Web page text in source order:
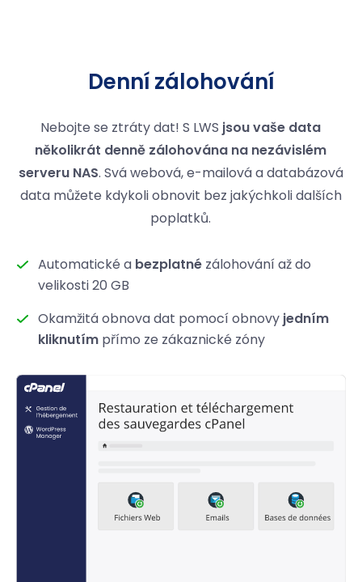
Denní zálohování
Nebojte se ztráty dat! S LWS jsou vaše data
několikrát denně zálohována na nezávislém
serveru NAS. Svá webová, e-mailová a databázová
data můžete kdykoli obnovit bez jakýchkoli dalších
poplatků.
Automatické a bezplatné zálohování až do
velikosti 20 GB
Okamžitá obnova dat pomocí obnovy jedním
kliknutím přímo ze zákaznické zóny